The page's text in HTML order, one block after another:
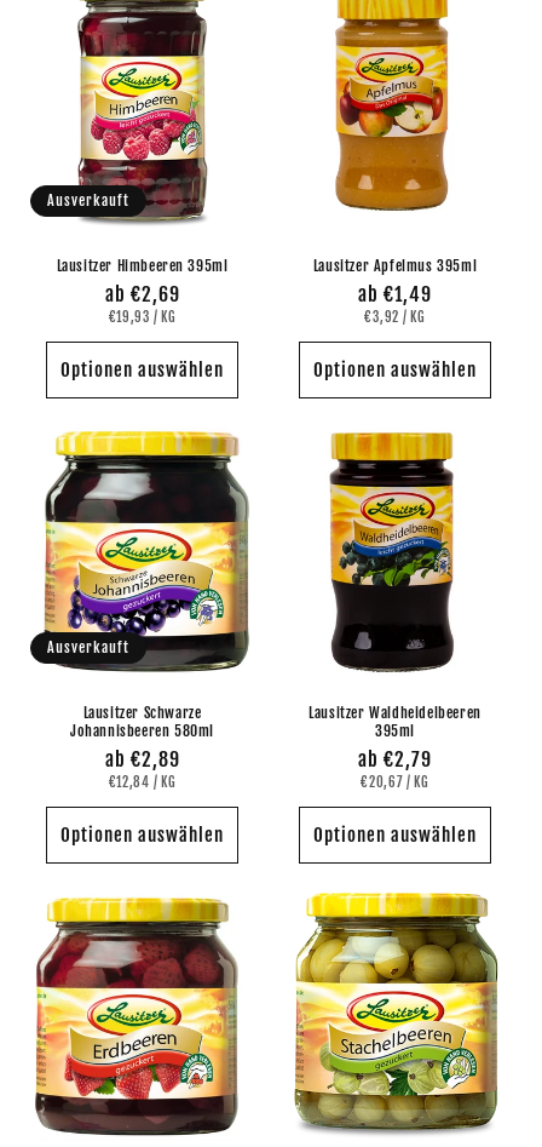
Ausverkauft
Lausitzer Himbeeren 395ml
Normaler
Preis
ab €2,69
GRUNDPREIS
€19,93 / PRO
KG
Optionen auswählen
Lausitzer Apfelmus 395ml
Normaler
Preis
ab €1,49
GRUNDPREIS
€3,92 / PRO
KG
Optionen auswählen
Ausverkauft
Lausitzer Schwarze
Johannisbeeren 580ml
Normaler
Preis
ab €2,89
GRUNDPREIS
€12,84 / PRO
KG
Optionen auswählen
Lausitzer Waldheidelbeeren
395ml
Normaler
Preis
ab €2,79
GRUNDPREIS
€20,67 / PRO
KG
Optionen auswählen